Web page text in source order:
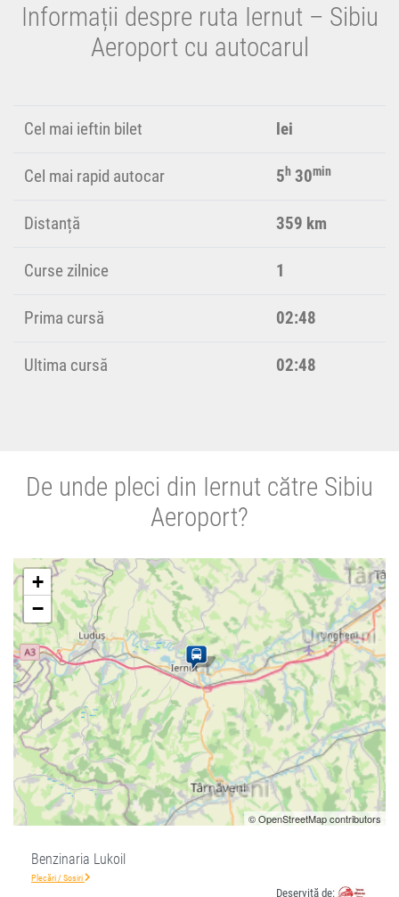
Informații despre ruta Iernut – Sibiu
Aeroport cu autocarul
Cel mai ieftin bilet lei
Cel mai rapid autocar 5h 30min
Distanță 359 km
Curse zilnice 1
Prima cursă 02:48
Ultima cursă 02:48
De unde pleci din Iernut către Sibiu
Aeroport?
+
−
© OpenStreetMap contributors
Benzinaria Lukoil
Plecări / Sosiri
Deservită de: